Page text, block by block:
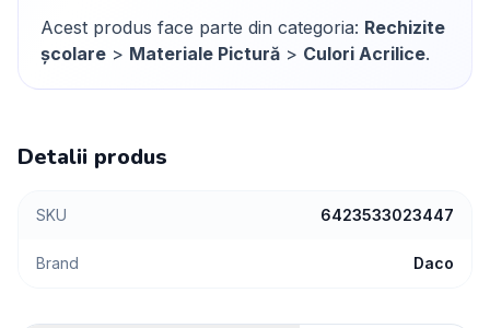
Acest produs face parte din categoria: Rechizite
școlare > Materiale Pictură > Culori Acrilice.
Detalii produs
SKU 6423533023447
Brand Daco